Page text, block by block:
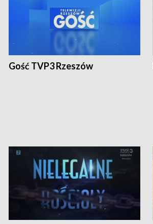
Gość TVP3 Rzeszów